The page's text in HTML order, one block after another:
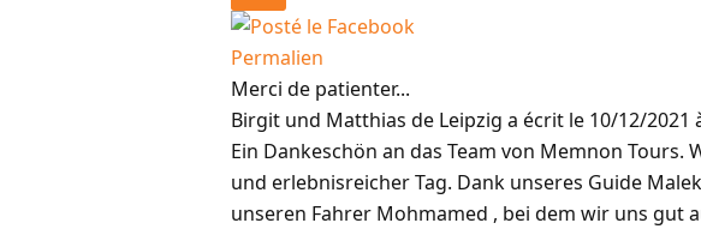
Permalien
Merci de patienter...
Birgit und Matthias de Leipzig a écrit le 10/12/2021
Ein Dankeschön an das Team von Memnon
und erlebnisreicher Tag. Dank unseres Guide
unseren Fahrer Mohmamed , bei dem wir uns gut